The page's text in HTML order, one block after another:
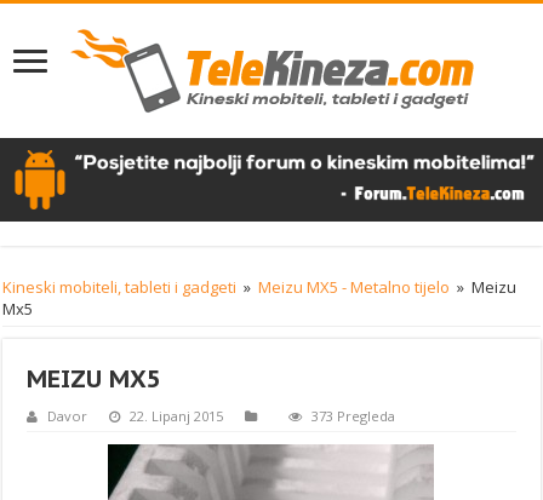
Kineski mobiteli, tableti i gadgeti » Meizu MX5 - Metalno tijelo » Meizu
Mx5
MEIZU MX5
Davor 22. Lipanj 2015 373 Pregleda